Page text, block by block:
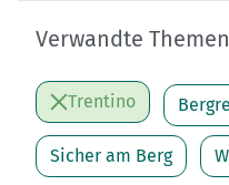
Verwandte Themen
Trentino
Sicher am Berg